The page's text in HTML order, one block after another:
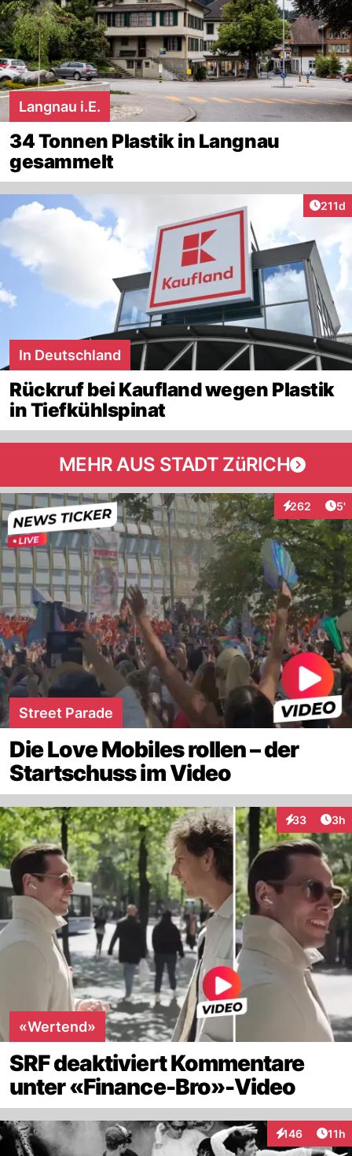
Langnau i.E.
34 Tonnen Plastik in Langnau
gesammelt
211d
In Deutschland
Rückruf bei Kaufland wegen Plastik
in Tiefkühlspinat
MEHR AUS STADT ZüRICH
262
Interaktionen5'
Street Parade
Die Love Mobiles rollen – der
Startschuss im Video
33
Interaktionen
3h
«Wertend»
SRF deaktiviert Kommentare
unter «Finance-Bro»-Video
146
Interaktionen
11h